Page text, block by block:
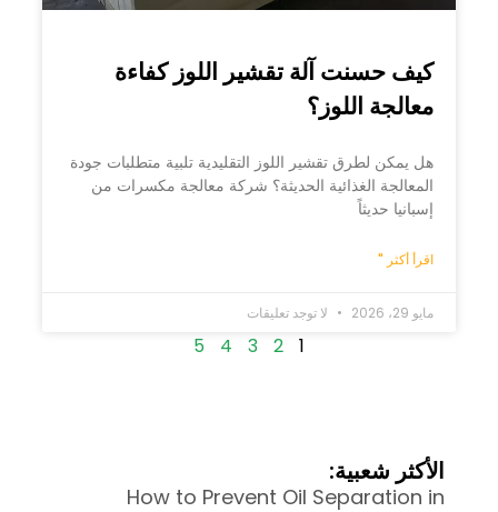
كيف حسنت آلة تقشير اللوز كفاءة
معالجة اللوز؟
هل يمكن لطرق تقشير اللوز التقليدية تلبية متطلبات جودة
المعالجة الغذائية الحديثة؟ شركة معالجة مكسرات من
إسبانيا حديثاً
اقرأ أكثر "
مايو 29، 2026 لا توجد تعليقات
1
2
3
4
5
الأكثر شعبية:
How to Prevent Oil Separation in